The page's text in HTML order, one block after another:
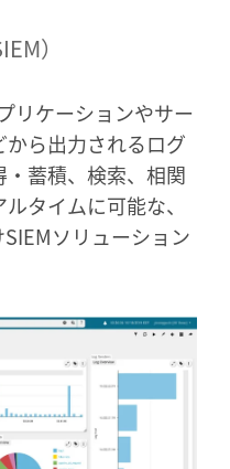
）
リケーションやサー
ら出力されるログ
蓄積、検索、相関
タイムに可能な、
ソリューション